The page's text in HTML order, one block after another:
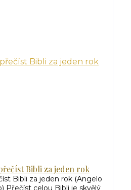
Bibli za jeden rok
Bibli za jeden rok (Angelo
Přečíst celou Bibli je skvělý